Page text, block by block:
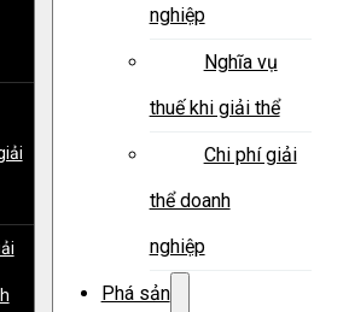
nghiệp
Nghĩa vụ
thuế khi giải thể
Chi phí giải
thể doanh
nghiệp
Phá sản